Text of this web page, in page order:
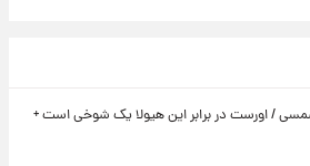
/ اورست در برابر این هیولا یک شوخی است +